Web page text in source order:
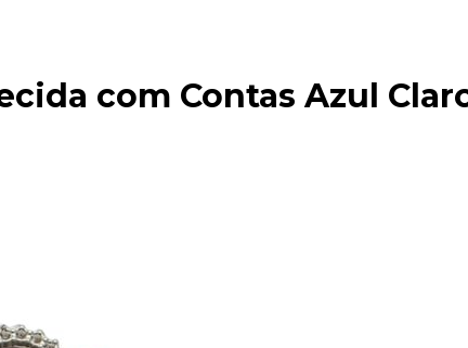
com Contas Azul